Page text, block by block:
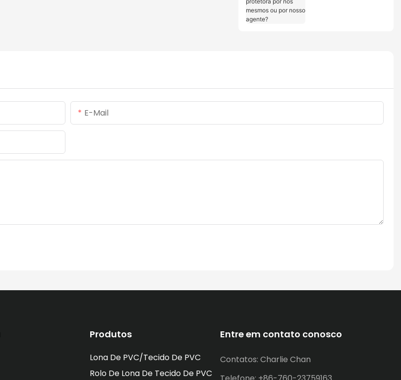
E-Mail
Produtos
Lona De PVC/tecido De PVC
Rolo De Lona De Tecido De PVC
Entre em contato conosco
Contatos: Charlie Chan